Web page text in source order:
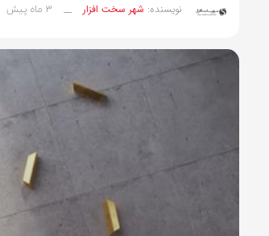
نویسنده: شهر سخت افزار __ 3 ماه پیش